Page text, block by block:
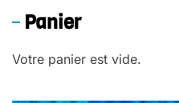
Panier
Votre panier est vide.